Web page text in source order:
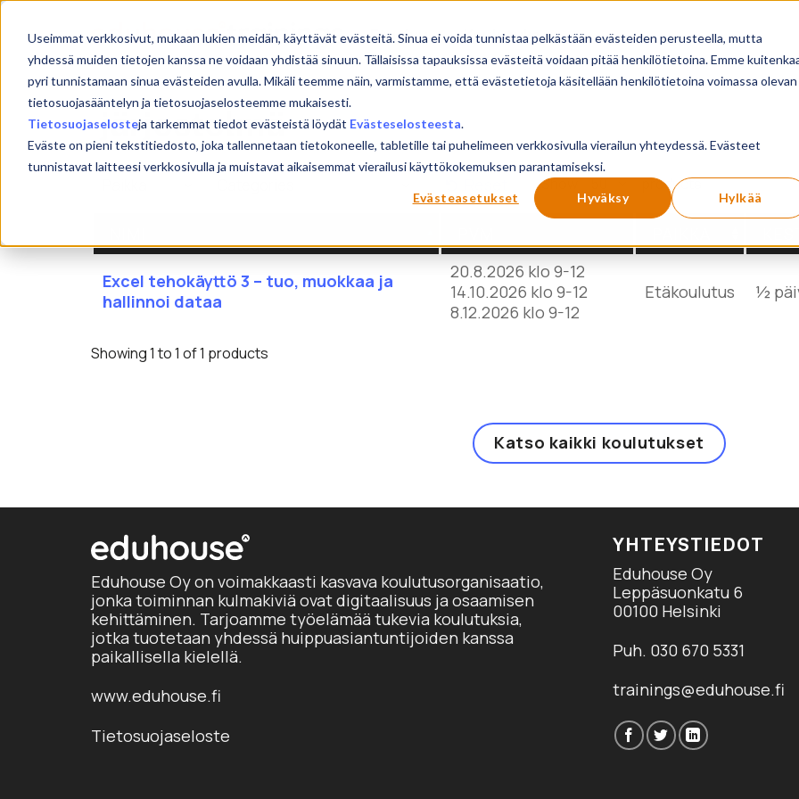
Useimmat verkkosivut, mukaan lukien meidän, käyttävät evästeitä. Sinua ei voida tunnistaa pelkästään evästeiden perusteella, mutta
yhdessä muiden tietojen kanssa ne voidaan yhdistää sinuun. Tällaisissa tapauksissa evästeitä voidaan pitää henkilötietoina. Emme
pyri tunnistamaan sinua evästeiden avulla. Mikäli teemme näin, varmistamme, että evästetietoja käsitellään henkilötietoina voimassa olevan
tietosuojasääntelyn ja tietosuojaselosteemme mukaisesti.
Tietosuojaselosteja tarkemmat tiedot evästeistä löydät Evästeselosteesta.
Eväste on pieni tekstitiedosto, joka tallennetaan tietokoneelle, tabletille tai puhelimeen verkkosivulla vierailun yhteydessä. Evästeet
tunnistavat laitteesi verkkosivulla ja muistavat aikaisemmat vierailusi käyttökokemuksen parantamiseksi.
Evästeasetukset Hyväksy Hylkää
Skip
content
Etusivu Koulutukset
järjestelmä
Show products
Excel tehokäyttö 3 – tuo, muokkaa ja
hallinnoi dataa
20.8.2026 klo 9-12
14.10.2026 klo 9-12
8.12.2026 klo 9-12
Etäkoulutus ½
Showing 1 to 1 of 1 products
Katso kaikki koulutukset
Eduhouse Oy on voimakkaasti kasvava koulutusorganisaatio,
jonka toiminnan kulmakiviä ovat digitaalisuus ja osaamisen
kehittäminen. Tarjoamme työelämää tukevia koulutuksia,
jotka tuotetaan yhdessä huippuasiantuntijoiden kanssa
paikallisella kielellä.
www.eduhouse.fi
Tietosuojaseloste
YHTEYSTIEDOT
Eduhouse Oy
Leppäsuonkatu 6
00100 Helsinki
Puh. 030 670 5331
trainings@eduhouse.fi